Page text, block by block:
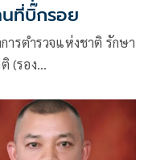
ที่บิ๊กรอย
รตำรวจแห่งชาติ รักษา
(รอง
ามว่า ตาม